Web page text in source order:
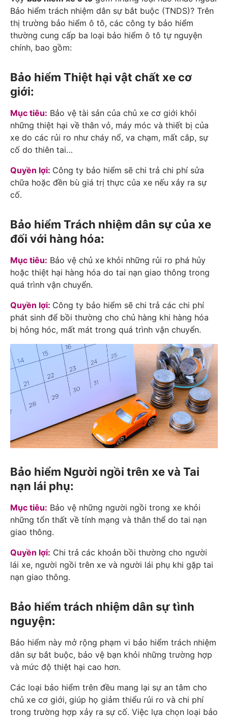
Bảo hiểm trách nhiệm dân sự bắt buộc (TNDS)? Trên
thị trường bảo hiểm ô tô, các công ty bảo hiểm
thường cung cấp ba loại bảo hiểm ô tô tự nguyện
chính, bao gồm:
Bảo hiểm Thiệt hại vật chất xe cơ
giới:
Mục tiêu: Bảo vệ tài sản của chủ xe cơ giới khỏi
những thiệt hại về thân vỏ, máy móc và thiết bị của
xe do các rủi ro như cháy nổ, va chạm, mất cắp, sự
cố do thiên tai…
Quyền lợi: Công ty bảo hiểm sẽ chi trả chi phí sửa
chữa hoặc đền bù giá trị thực của xe nếu xảy ra sự
cố.
Bảo hiểm Trách nhiệm dân sự của xe
đối với hàng hóa:
Mục tiêu: Bảo vệ chủ xe khỏi những rủi ro phá hủy
hoặc thiệt hại hàng hóa do tai nạn giao thông trong
quá trình vận chuyển.
Quyền lợi: Công ty bảo hiểm sẽ chi trả các chi phí
phát sinh để bồi thường cho chủ hàng khi hàng hóa
bị hỏng hóc, mất mát trong quá trình vận chuyển.
Bảo hiểm Người ngồi trên xe và Tai
nạn lái phụ:
Mục tiêu: Bảo vệ những người ngồi trong xe khỏi
những tổn thất về tính mạng và thân thể do tai nạn
giao thông.
Quyền lợi: Chi trả các khoản bồi thường cho người
lái xe, người ngồi trên xe và người lái phụ khi gặp tai
nạn giao thông.
Bảo hiểm trách nhiệm dân sự tình
nguyện:
Bảo hiểm này mở rộng phạm vi bảo hiểm trách nhiệm
dân sự bắt buộc, bảo vệ bạn khỏi những trường hợp
và mức độ thiệt hại cao hơn.
Các loại bảo hiểm trên đều mang lại sự an tâm cho
chủ xe cơ giới, giúp họ giảm thiểu rủi ro và chi phí
trong trường hợp xảy ra sự cố. Việc lựa chọn loại bảo